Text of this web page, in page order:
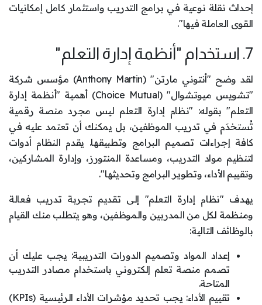
إحداث نقلة نوعية في برامج التدريب واستثمار كامل إمكانيات
القوى العاملة فيها".
7. استخدام "أنظمة إدارة التعلم"
لقد وضح "أنتوني مارتن" (Anthony Martin) مؤسس شركة
"تشويس ميوتشوال" (Choice Mutual) أهمية "أنظمة إدارة
التعلم" بقوله: "نظام إدارة التعلم ليس مجرد منصة رقمية
تُستخدَم في تدريب الموظفين، بل يمكنك أن تعتمد عليه في
كافة إجراءات تصميم البرامج وتطبيقها. يقدم النظام أدوات
لتنظيم مواد التدريب، ومساعدة المنتورز، وإدارة المشاركين،
وتقييم الأداء، وتطوير البرامج وتحديثها".
يهدف "نظام إدارة التعلم" إلى تقديم تجربة تدريب فعالة
ومنظمة لكل من المدربين والموظفين، وهو يتطلب منك القيام
بالوظائف التالية:
إعداد المواد وتصميم الدورات التدريبية: يجب عليك أن
تصمم منصة تعلم إلكتروني باستخدام مصادر التدريب
المتاحة.
تقييم الأداء: يجب تحديد مؤشرات الأداء الرئيسية (KPIs)